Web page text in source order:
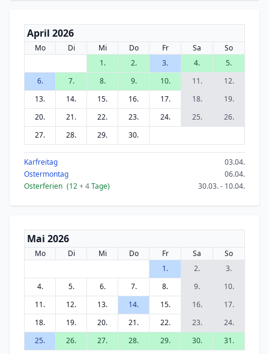
April 2026
Mo Di Mi Do Fr Sa
So
1.
2. 3. 4.
5.
6.
7. 8. 9. 10. 11.
12.
13.
14. 15. 16. 17. 18.
19.
20.
21. 22. 23. 24. 25.
26.
27.
28. 29. 30.
Karfreitag
03.04.
Ostermontag
06.04.
Osterferien (12+ 4Tage) 30.03. - 10.04.
Mai 2026
Mo Di Mi Do Fr Sa
So
1.
2.
3.
4.
5. 6. 7. 8. 9.
10.
11.
12. 13. 14. 15. 16.
17.
18.
19. 20. 21. 22. 23.
24.
25.
26. 27. 28. 29. 30. 31.